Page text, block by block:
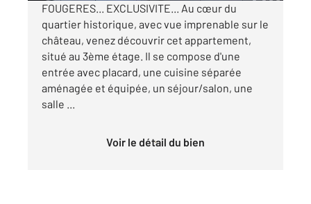
FOUGERES... EXCLUSIVITE... Au cœur du
quartier historique, avec vue imprenable sur le
château, venez découvrir cet appartement,
situé au 3ème étage. Il se compose d'une
entrée avec placard, une cuisine séparée
aménagée et équipée, un séjour/salon, une
salle ...
Voir le détail du bien